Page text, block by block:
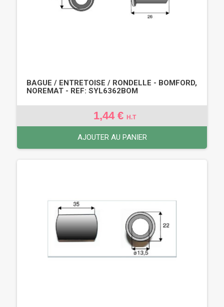
BAGUE / ENTRETOISE / RONDELLE - BOMFORD,
NOREMAT - REF: SYL6362BOM
1,44 € H.T
AJOUTER AU PANIER